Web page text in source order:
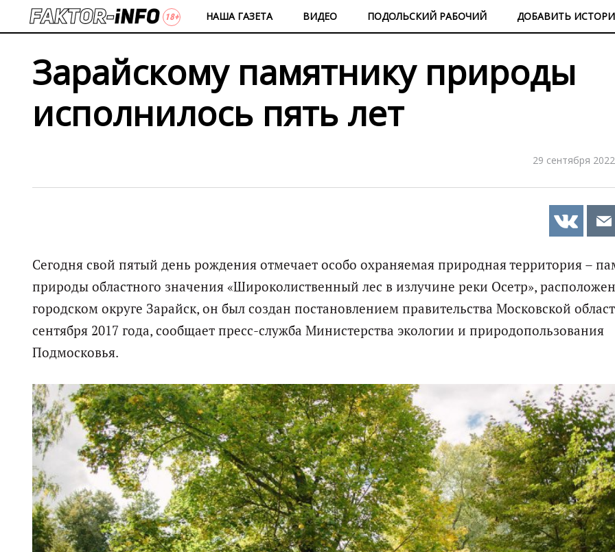
НАША ГАЗЕТА ВИДЕО ПОДОЛЬСКИЙ РАБОЧИЙ ДОБАВИТЬ
Зарайскому памятнику природы
исполнилось пять лет
29 сентября
Сегодня свой пятый день рождения отмечает особо охраняемая природная территория –
природы областного значения «Широколиственный лес в излучине реки Осетр»,
городском округе Зарайск, он был создан постановлением правительства Московской
сентября 2017 года, сообщает пресс-служба Министерства экологии и природопользования
Подмосковья.